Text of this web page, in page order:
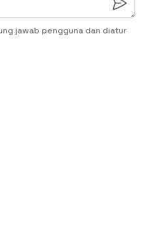
jawab pengguna dan diatur